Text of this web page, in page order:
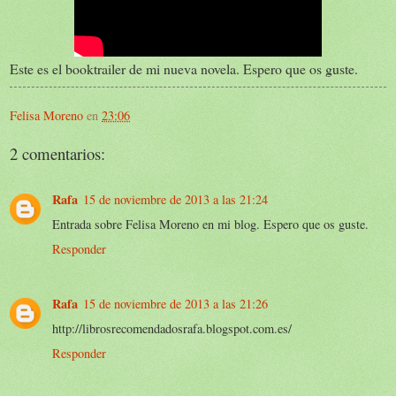
Este es el booktrailer de mi nueva novela. Espero que os guste.
Felisa Moreno en 23:06
2 comentarios:
Rafa 15 de noviembre de 2013 a las 21:24
Entrada sobre Felisa Moreno en mi blog. Espero que os guste.
Responder
Rafa 15 de noviembre de 2013 a las 21:26
http://librosrecomendadosrafa.blogspot.com.es/
Responder